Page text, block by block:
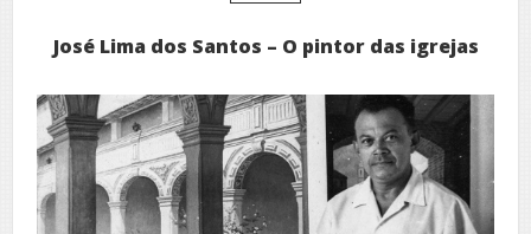
José Lima dos Santos – O pintor das igrejas